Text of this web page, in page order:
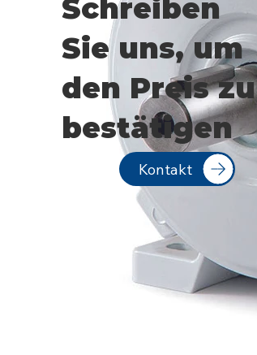
Schreiben
Sie uns, um
den Preis zu
bestätigen
Kontakt